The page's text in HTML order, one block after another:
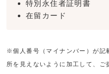
特別永住者証明書
在留カード
※個人番号（マイナンバー）が記
所を見えないように加工して、ご